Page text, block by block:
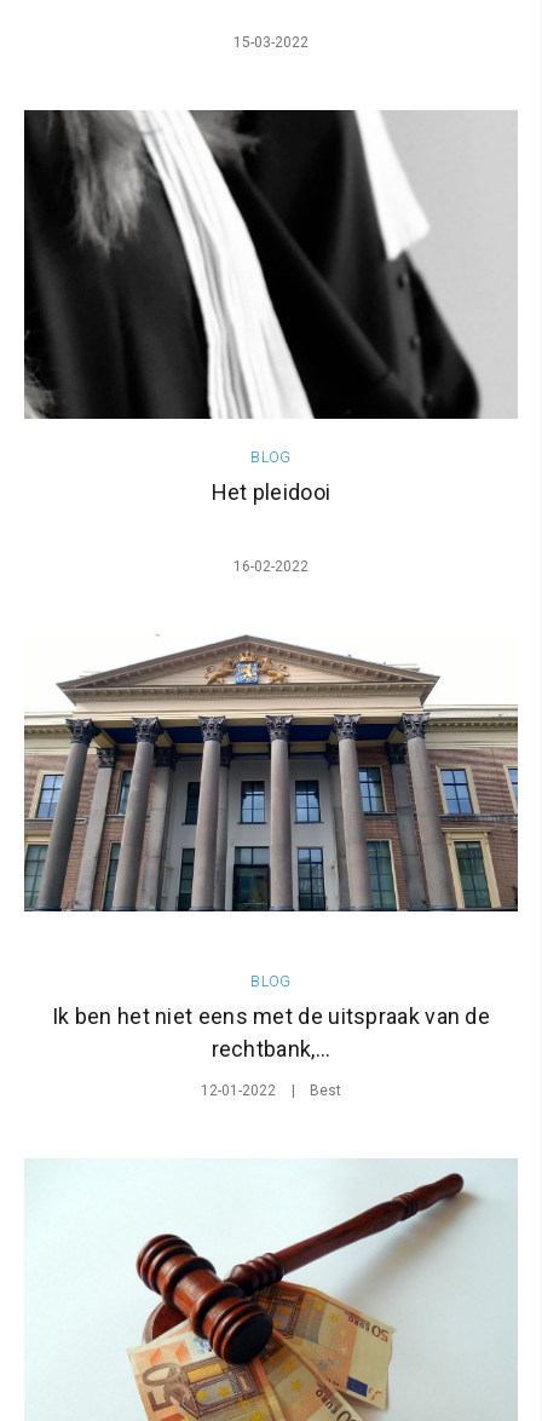
15-03-2022
BLOG
Het pleidooi
16-02-2022
BLOG
Ik ben het niet eens met de uitspraak van de
rechtbank,...
12-01-2022 Best